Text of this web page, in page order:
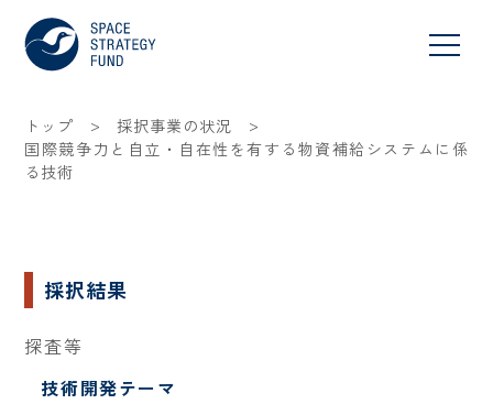
トップ > 採択事業の状況 >
国際競争力と自立・自在性を有する物資補給システムに係
る技術
採択結果
探査等
技術開発テーマ